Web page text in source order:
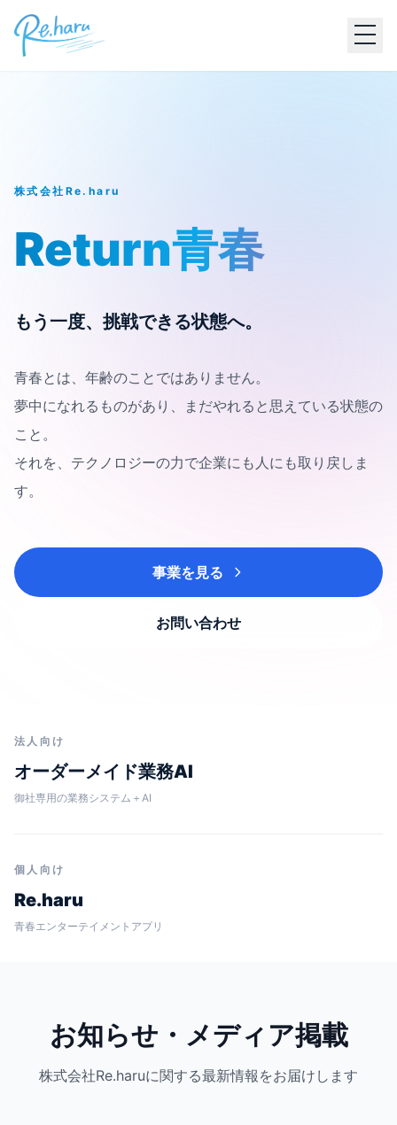
株式会社Re.haru
Return青春
もう一度、挑戦できる状態へ。
青春とは、年齢のことではありません。
夢中になれるものがあり、まだやれると思えている状態の
こと。
それを、テクノロジーの力で企業にも人にも取り戻しま
す。
事業を見る
お問い合わせ
法人向け
オーダーメイド業務AI
御社専用の業務システム＋AI
個人向け
Re.haru
青春エンターテイメントアプリ
お知らせ・メディア掲載
株式会社Re.haruに関する最新情報をお届けします